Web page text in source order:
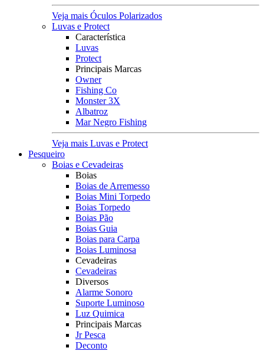
Veja mais Óculos Polarizados
Luvas e Protect
Característica
Luvas
Protect
Principais Marcas
Owner
Fishing Co
Monster 3X
Albatroz
Mar Negro Fishing
Veja mais Luvas e Protect
Pesqueiro
Boias e Cevadeiras
Boias
Boias de Arremesso
Boias Mini Torpedo
Boias Torpedo
Boias Pão
Boias Guia
Boias para Carpa
Boias Luminosa
Cevadeiras
Cevadeiras
Diversos
Alarme Sonoro
Suporte Luminoso
Luz Quimica
Principais Marcas
Jr Pesca
Deconto